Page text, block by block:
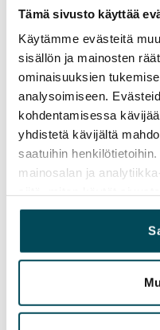
Tämä sivusto käyttää
Käytämme evästeitä
sisällön ja mainosten
ominaisuuksien
analysoimiseen.
kohdentamisessa
yhdistetä kävijältä
saatuihin
mainosalan ja
yhdistää näitä tietoja
heille tai joita on kerätty,
palvelujaan.